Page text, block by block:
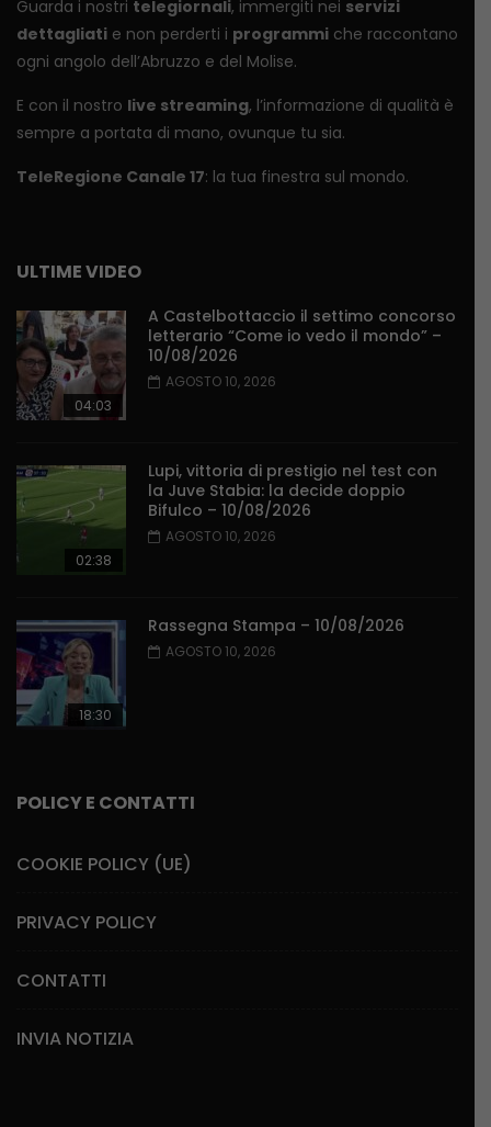
Guarda i nostri telegiornali, immergiti nei servizi
dettagliati e non perderti i programmi che raccontano
ogni angolo dell’Abruzzo e del Molise.
E con il nostro live streaming, l’informazione di qualità è
sempre a portata di mano, ovunque tu sia.
TeleRegione Canale 17: la tua finestra sul mondo.
ULTIME VIDEO
04:03
A Castelbottaccio il settimo concorso
letterario “Come io vedo il mondo” –
10/08/2026
AGOSTO 10, 2026
02:38
Lupi, vittoria di prestigio nel test con
la Juve Stabia: la decide doppio
Bifulco – 10/08/2026
AGOSTO 10, 2026
18:30
Rassegna Stampa – 10/08/2026
AGOSTO 10, 2026
POLICY E CONTATTI
COOKIE POLICY (UE)
PRIVACY POLICY
CONTATTI
INVIA NOTIZIA